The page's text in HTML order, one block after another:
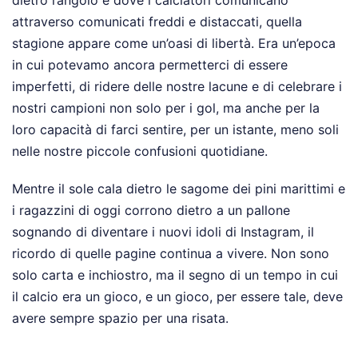
attraverso comunicati freddi e distaccati, quella
stagione appare come un’oasi di libertà. Era un’epoca
in cui potevamo ancora permetterci di essere
imperfetti, di ridere delle nostre lacune e di celebrare i
nostri campioni non solo per i gol, ma anche per la
loro capacità di farci sentire, per un istante, meno soli
nelle nostre piccole confusioni quotidiane.
Mentre il sole cala dietro le sagome dei pini marittimi e
i ragazzini di oggi corrono dietro a un pallone
sognando di diventare i nuovi idoli di Instagram, il
ricordo di quelle pagine continua a vivere. Non sono
solo carta e inchiostro, ma il segno di un tempo in cui
il calcio era un gioco, e un gioco, per essere tale, deve
avere sempre spazio per una risata.